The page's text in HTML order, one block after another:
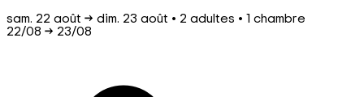
sam. 22 août → dim. 23 août • 2 adultes • 1 chambre
22/08 → 23/08